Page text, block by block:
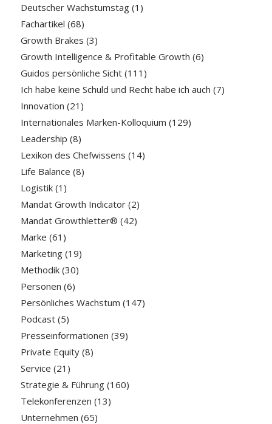
Deutscher Wachstumstag(1)
Fachartikel (68)
Growth Brakes (3)
Growth Intelligence & Profitable Growth (6)
Guidos persönliche Sicht(111)
Ich habe keine Schuld und Recht habe ich auch (7)
Innovation (21)
Internationales Marken-Kolloquium (129)
Leadership (8)
Lexikon des Chefwissens (14)
Life Balance (8)
Logistik(1)
Mandat Growth Indicator(2)
Mandat Growthletter® (42)
Marke (61)
Marketing(19)
Methodik(30)
Personen (6)
Persönliches Wachstum (147)
Podcast(5)
Presseinformationen (39)
Private Equity(8)
Service (21)
Strategie & Führung(160)
Telekonferenzen (13)
Unternehmen (65)